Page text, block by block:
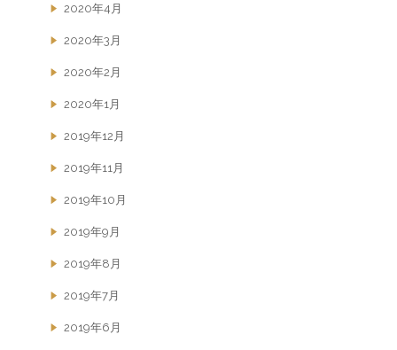
2020年4月
2020年3月
2020年2月
2020年1月
2019年12月
2019年11月
2019年10月
2019年9月
2019年8月
2019年7月
2019年6月